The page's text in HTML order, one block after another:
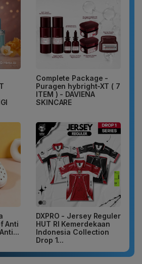
Complete Package -
Puragen hybright-XT ( 7
ITEM ) - DAVIENA
SKINCARE
Anti
DXPRO - Jersey Reguler
HUT RI Kemerdekaan
Indonesia Collection
Drop 1...